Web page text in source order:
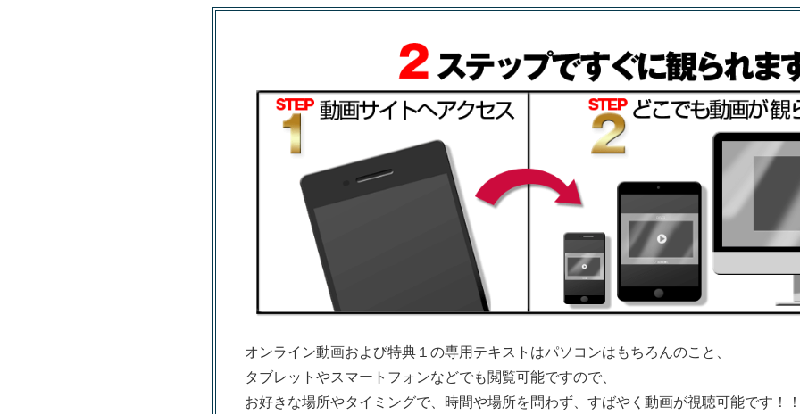
オンライン動画および特典１の専用テキストはパソコンはもちろんのこと、
タブレットやスマートフォンなどでも閲覧可能ですので、
お好きな場所やタイミングで、時間や場所を問わず、すばやく動画が視聴可能です！